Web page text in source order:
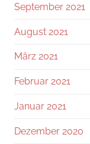
September 2021
August 2021
März 2021
Februar 2021
Januar 2021
Dezember 2020